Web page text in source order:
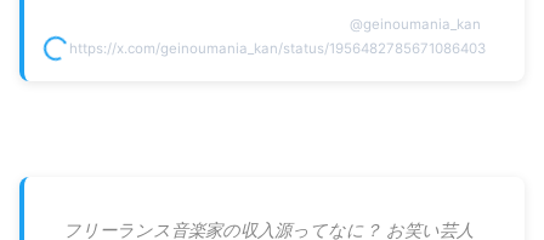
@geinoumania_kan
https://x.com/geinoumania_kan/status/1956482785671086403
フリーランス音楽家の収入源ってなに？ お笑い芸人